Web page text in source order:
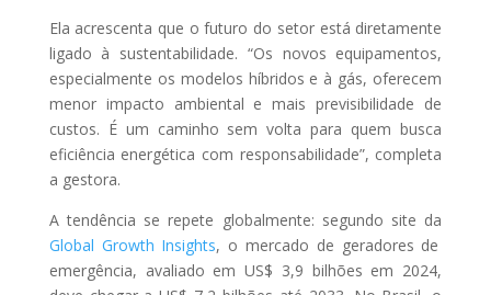
Ela acrescenta que o futuro do setor está diretamente
ligado à sustentabilidade. “Os novos equipamentos,
especialmente os modelos híbridos e à gás, oferecem
menor impacto ambiental e mais previsibilidade de
custos. É um caminho sem volta para quem busca
eficiência energética com responsabilidade”, completa
a gestora.
A tendência se repete globalmente: segundo site da
Global Growth Insights, o mercado de geradores de
emergência, avaliado em US$ 3,9 bilhões em 2024,